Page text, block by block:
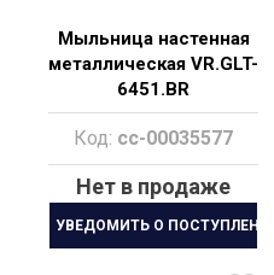
Мыльница настенная
металлическая VR.GLT-
6451.BR
Код: cc-00035577
Нет в продаже
УВЕДОМИТЬ О ПОСТУПЛЕНИИ